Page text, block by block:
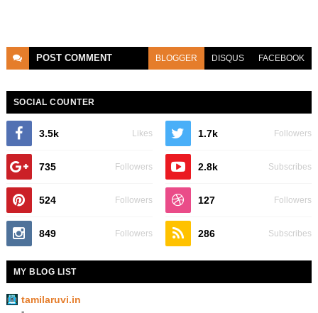
POST COMMENT BLOGGER DISQUS FACEBOOK
SOCIAL COUNTER
3.5k Likes 1.7k Followers
735 Followers 2.8k Subscribes
524 Followers 127 Followers
849 Followers 286 Subscribes
MY BLOG LIST
tamilaruvi.in